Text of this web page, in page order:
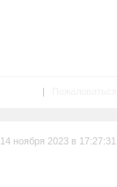
|
14 ноября 2023 в 17:27:31